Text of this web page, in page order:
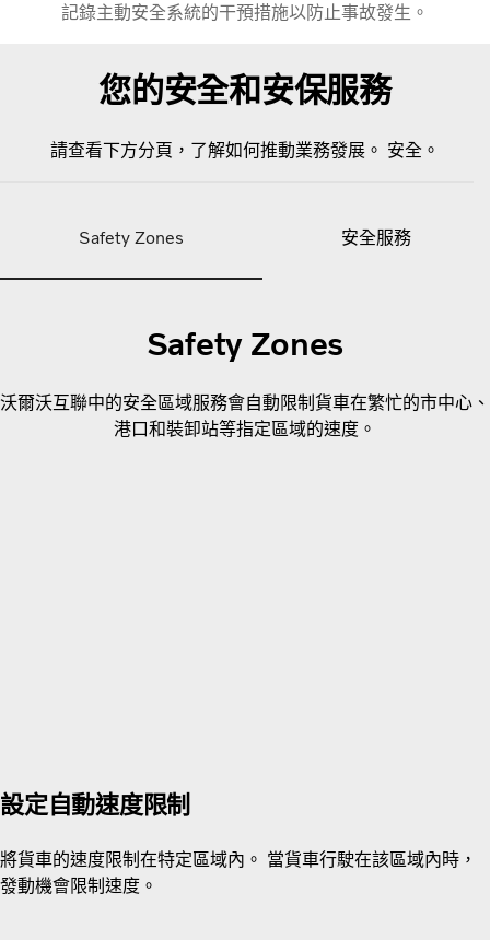
記錄主動安全系統的干預措施以防止事故發生。
您的安全和安保服務
請查看下方分頁，了解如何推動業務發展。 安全。
Safety Zones 安全服務
Safety Zones
沃爾沃互聯中的安全區域服務會自動限制貨車在繁忙的市中心、
港口和裝卸站等指定區域的速度。
設定自動速度限制
將貨車的速度限制在特定區域內。 當貨車行駛在該區域內時，
發動機會限制速度。